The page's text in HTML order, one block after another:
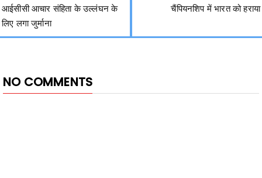
आईसीसी आचार संहिता के उल्लंघन के
लिए लगा जुर्माना
चैंपियनशिप में भारत को हराया
NO COMMENTS